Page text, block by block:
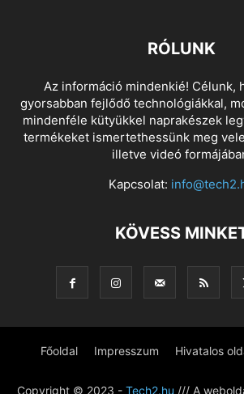
RÓLUNK
Az információ mindenkié! Célunk,
gyorsabban fejlődő technológiákkal,
mindenféle kütyükkel naprakészek
termékeket ismertethessünk meg
illetve videó
Kapcsolat:
KÖVESS
Főoldal Impresszum Hivatalos
Copyright © 2023 - Tech2.hu /// A